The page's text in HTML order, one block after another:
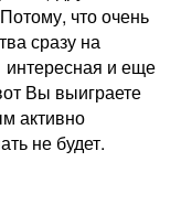
что очень
сразу на
интересная и еще
Вы выиграете
активно
не будет.